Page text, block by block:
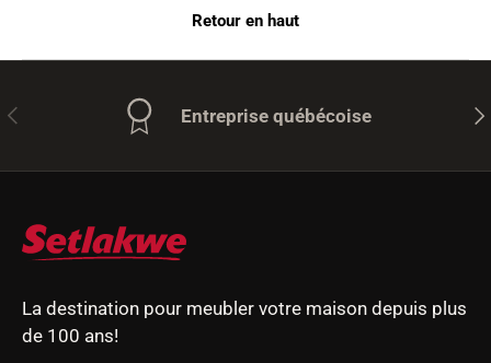
Retour en haut
Précédent Entreprise québécoise
La destination pour meubler votre maison depuis plus
de 100 ans!